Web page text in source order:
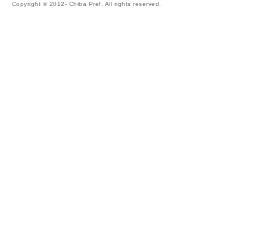
Copyright © 2012- Chiba Pref. All rights reserved.